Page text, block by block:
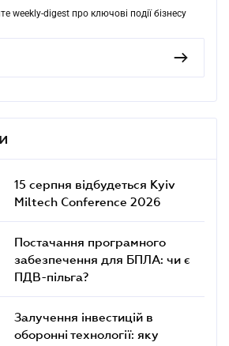
weekly-digest про ключові події бізнесу
15 серпня відбудеться Kyiv
Miltech Conference 2026
Постачання програмного
забезпечення для БПЛА: чи є
ПДВ-пільга?
Залучення інвестицій в
оборонні технології: яку